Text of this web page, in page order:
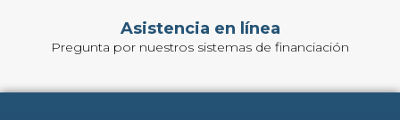
Asistencia en línea
Pregunta por nuestros sistemas de financiación